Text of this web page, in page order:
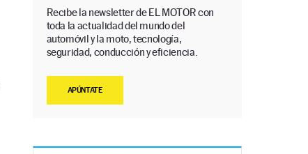
Recibe la newsletter de EL MOTOR con
toda la actualidad del mundo del
automóvil y la moto, tecnología,
seguridad, conducción y eficiencia.
APÚNTATE